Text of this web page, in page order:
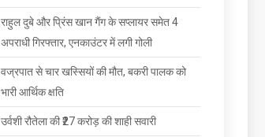
राहुल दुबे और प्रिंस खान गैंग के सप्लायर समेत 4
अपराधी गिरफ्तार, एनकाउंटर में लगी गोली
वज्रपात से चार खस्सियों की मौत, बकरी पालक को
भारी आर्थिक क्षति
उर्वशी रौतेला की ₹27 करोड़ की शाही सवारी